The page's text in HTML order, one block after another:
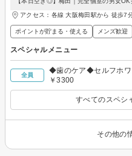
アクセス：各線 大阪梅田駅から 徒歩7
ポイントが貯まる・使える メンズ歓迎
スペシャルメニュー
全員
◆歯のケア◆セルフホ
￥3300
すべてのスペシ
その他の